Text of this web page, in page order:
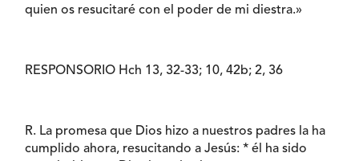
quien os resucitaré con el poder de mi diestra.»
RESPONSORIO Hch 13, 32-33; 10, 42b; 2, 36
R. La promesa que Dios hizo a nuestros padres la ha
cumplido ahora, resucitando a Jesús: * él ha sido